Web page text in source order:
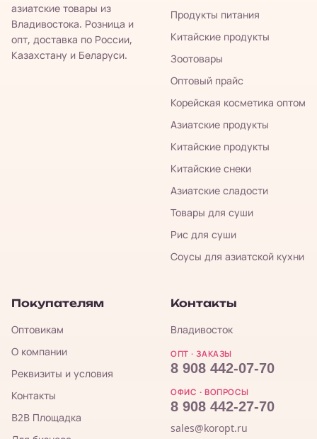
азиатские товары из
Владивостока. Розница и
опт, доставка по России,
Казахстану и Беларуси.
Продукты питания
Китайские продукты
Зоотовары
Оптовый прайс
Корейская косметика оптом
Азиатские продукты
Китайские продукты
Китайские снеки
Азиатские сладости
Товары для суши
Рис для суши
Соусы для азиатской кухни
Покупателям
Оптовикам
О компании
Реквизиты и условия
Контакты
B2B Площадка
Контакты
Владивосток
ОПТ · ЗАКАЗЫ
8 908 442-07-70
ОФИС · ВОПРОСЫ
8 908 442-27-70
sales@koropt.ru